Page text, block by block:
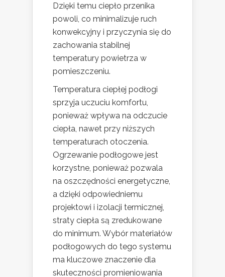
Dzięki temu ciepło przenika
powoli, co minimalizuje ruch
konwekcyjny i przyczynia się do
zachowania stabilnej
temperatury powietrza w
pomieszczeniu.
Temperatura ciepłej podłogi
sprzyja uczuciu komfortu,
ponieważ wpływa na odczucie
ciepła, nawet przy niższych
temperaturach otoczenia.
Ogrzewanie podłogowe jest
korzystne, ponieważ pozwala
na oszczędności energetyczne,
a dzięki odpowiedniemu
projektowi i izolacji termicznej,
straty ciepła są zredukowane
do minimum. Wybór materiałów
podłogowych do tego systemu
ma kluczowe znaczenie dla
skuteczności promieniowania